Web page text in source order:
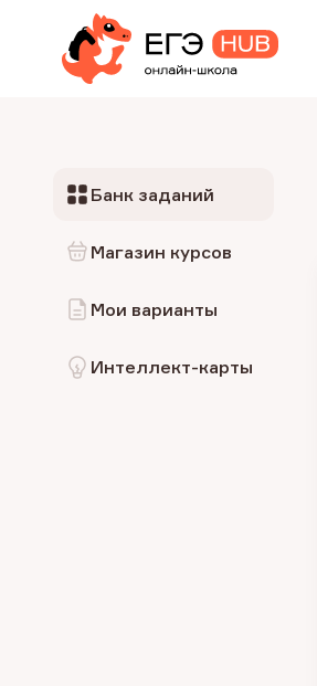
Банк заданий
Магазин курсов
Мои варианты
Интеллект-карты